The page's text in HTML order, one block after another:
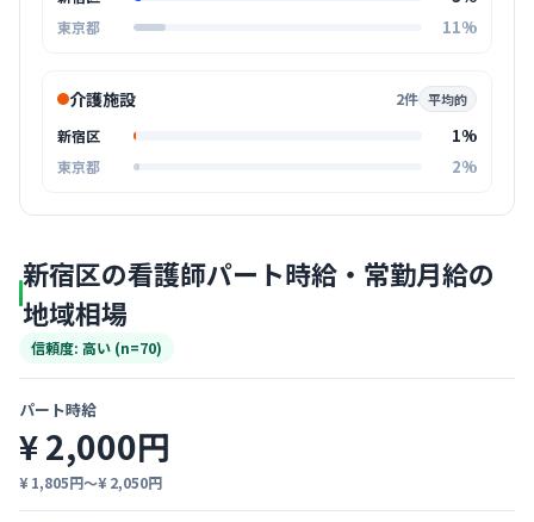
東京都 11%
介護施設 2件 平均的
新宿区 1%
東京都 2%
新宿区の看護師パート時給・常勤月給の
地域相場
信頼度: 高い (n=70)
パート時給
¥ 2,000円
¥ 1,805円〜¥ 2,050円